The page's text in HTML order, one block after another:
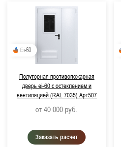
Ei-60
Полуторная противопожарная
дверь ei-60 с остеклением и
вентиляцией (RAL 7035) Арт507
от 40 000 руб.
Заказать расчет